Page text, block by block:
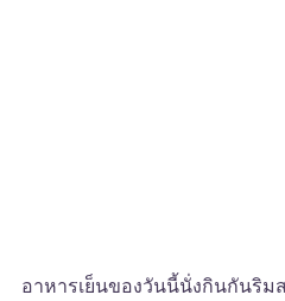
อาหารเย็นของวันนี้นั่งกินกันริม